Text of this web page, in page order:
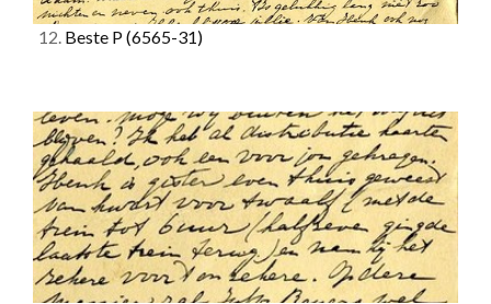
12. Beste P(6565-31)